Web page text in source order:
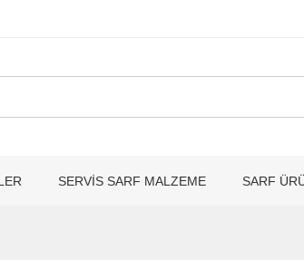
SERVİS SARF MALZEME SARF